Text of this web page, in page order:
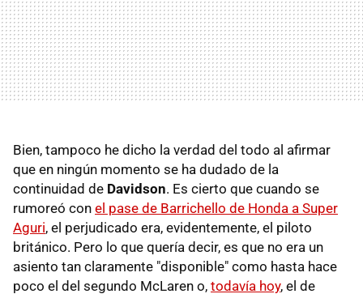
Bien, tampoco he dicho la verdad del todo al afirmar
que en ningún momento se ha dudado de la
continuidad de Davidson. Es cierto que cuando se
rumoreó con el pase de Barrichello de Honda a Super
Aguri, el perjudicado era, evidentemente, el piloto
británico. Pero lo que quería decir, es que no era un
asiento tan claramente "disponible" como hasta hace
poco el del segundo McLaren o, todavía hoy, el de